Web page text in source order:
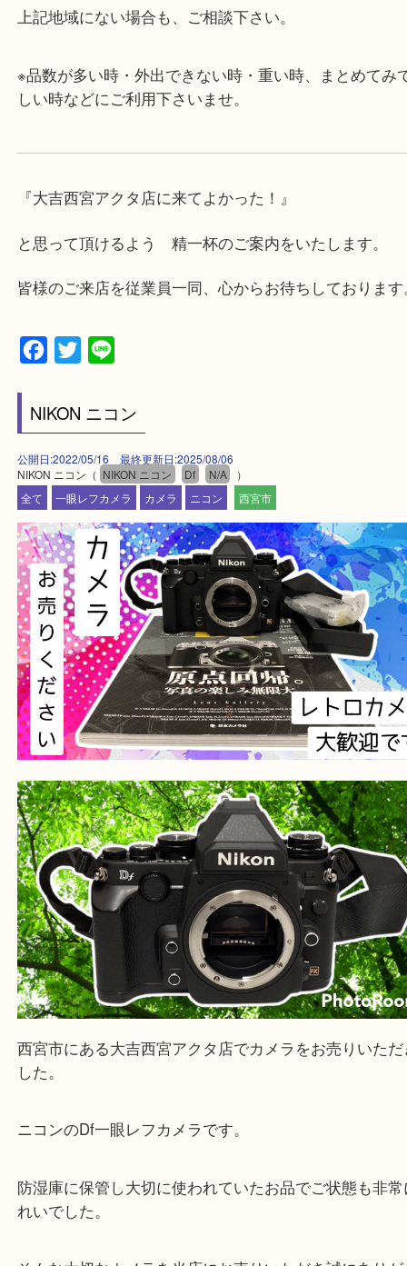
西宮北口駅
アクタ西宮の西館一階です。
★当店の特徴★
・飲食店、有名ショップがあるショッピングモール
ます。
・査定中に外出可能です。ショッピングやランチ等
み下さい。
・近隣にコインパーキングが多数あるので、お車で
にも便利です。
・年中無休です！年末年始も営業しております！急
対応させて頂きます♪
★出張買取の対応可能地域★
西宮市・芦屋市その他日帰り出来る範囲で承ります
上記地域にない場合も、ご相談下さい。
※品数が多い時・外出できない時・重い時、まとめ
しい時などにご利用下さいませ。
と思って頂けるよう 精一杯のご案内をいたします
皆様のご来店を従業員一同、心からお待ちしており